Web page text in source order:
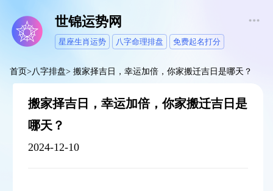
世锦运势网
星座生肖运势 八字命理排盘 免费起名打分
首页>八字排盘> 搬家择吉日，幸运加倍，你家搬迁吉日是哪天？
搬家择吉日，幸运加倍，你家搬迁吉日是
哪天？
2024-12-10